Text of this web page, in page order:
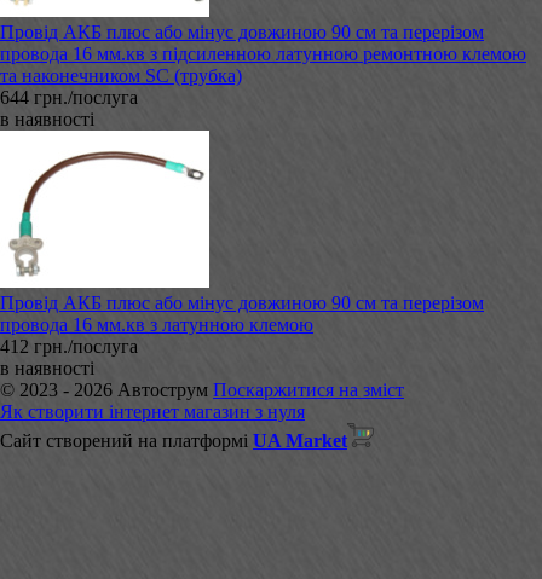
Провід АКБ плюс або мінус довжиною 90 см та перерізом
провода 16 мм.кв з підсиленною латунною ремонтною клемою
та наконечником SC (трубка)
644 грн./послуга
в наявності
Провід АКБ плюс або мінус довжиною 90 см та перерізом
провода 16 мм.кв з латунною клемою
412 грн./послуга
в наявності
© 2023 - 2026 Автострум Поскаржитися на зміст
Як створити інтернет магазин з нуля
Сайт створений на платформі UA Market